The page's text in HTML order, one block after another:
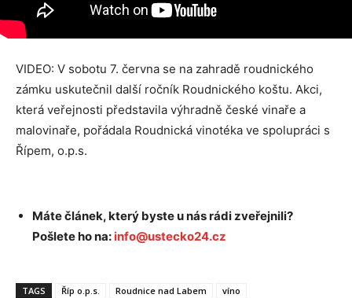
VIDEO: V sobotu 7. června se na zahradě roudnického
zámku uskutečnil další ročník Roudnického koštu. Akci,
která veřejnosti představila výhradně české vinaře a
malovinaře, pořádala Roudnická vinotéka ve spolupráci s
Řípem, o.p.s.
Máte článek, který byste u nás rádi zveřejnili?
Pošlete ho na: info@ustecko24.cz
TAGS Říp o.p.s. Roudnice nad Labem víno